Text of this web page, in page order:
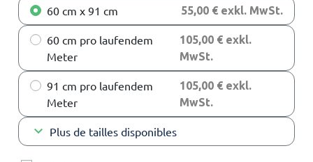
60 cm x 91 cm 55,00 € exkl. MwSt.
60 cm pro laufendem
Meter
105,00 € exkl.
MwSt.
91 cm pro laufendem
Meter
105,00 € exkl.
MwSt.
keyboard_arrow_down Plus de tailles disponibles